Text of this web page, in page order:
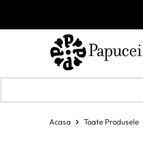
Acasa Toate Produsele